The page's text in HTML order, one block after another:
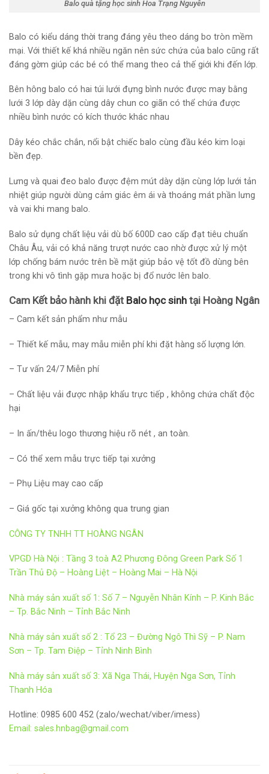
Balo quà tặng học sinh Hoa Trạng Nguyên
Balo có kiểu dáng thời trang đáng yêu theo dáng bo tròn mềm
mại. Với thiết kế khá nhiều ngăn nên sức chứa của balo cũng rất
đáng gờm giúp các bé có thể mang theo cả thế giới khi đến lớp.
Bên hông balo có hai túi lưới đựng bình nước được may bằng
lưới 3 lớp dày dặn cùng dây chun co giãn có thể chứa được
nhiều bình nước có kích thước khác nhau
Dây kéo chắc chắn, nổi bật chiếc balo cùng đầu kéo kim loại
bền đẹp.
Lưng và quai đeo balo được đệm mút dày dặn cùng lớp lưới tản
nhiệt giúp người dùng cảm giác êm ái và thoáng mát phần lưng
và vai khi mang balo.
Balo sử dụng chất liệu vải dù bố 600D cao cấp đạt tiêu chuẩn
Châu Âu, vải có khả năng trượt nước cao nhờ được xử lý một
lớp chống bám nước trên bề mặt giúp bảo vệ tốt đồ dùng bên
trong khi vô tình gặp mưa hoặc bị đổ nước lên balo.
Cam Kết bảo hành khi đặt Balo học sinh tại Hoàng Ngân
– Cam kết sản phẩm như mẫu
– Thiết kế mẫu, may mẫu miễn phí khi đặt hàng số lượng lớn.
– Tư vấn 24/7 Miễn phí
– Chất liệu vải được nhập khẩu trực tiếp , không chứa chất độc
hại
– In ấn/thêu logo thương hiệu rõ nét , an toàn.
– Có thể xem mẫu trực tiếp tại xưởng
– Phụ Liệu may cao cấp
– Giá gốc tại xưởng không qua trung gian
CÔNG TY TNHH TT HOÀNG NGÂN
VPGD Hà Nội : Tầng 3 toà A2 Phương Đông Green Park Số 1
Trần Thủ Độ – Hoàng Liệt – Hoàng Mai – Hà Nội
Nhà máy sản xuất số 1: Số 7 – Nguyễn Nhân Kính – P. Kinh Bắc
– Tp. Bắc Ninh – Tỉnh Bắc Ninh
Nhà máy sản xuất số 2 : Tổ 23 – Đường Ngô Thì Sỹ – P. Nam
Sơn – Tp. Tam Điệp – Tỉnh Ninh Bình
Nhà máy sản xuất số 3: Xã Nga Thái, Huyện Nga Sơn, Tỉnh
Thanh Hóa
Hotline: 0985 600 452 (zalo/wechat/viber/imess)
Email: sales.hnbag@gmail.com